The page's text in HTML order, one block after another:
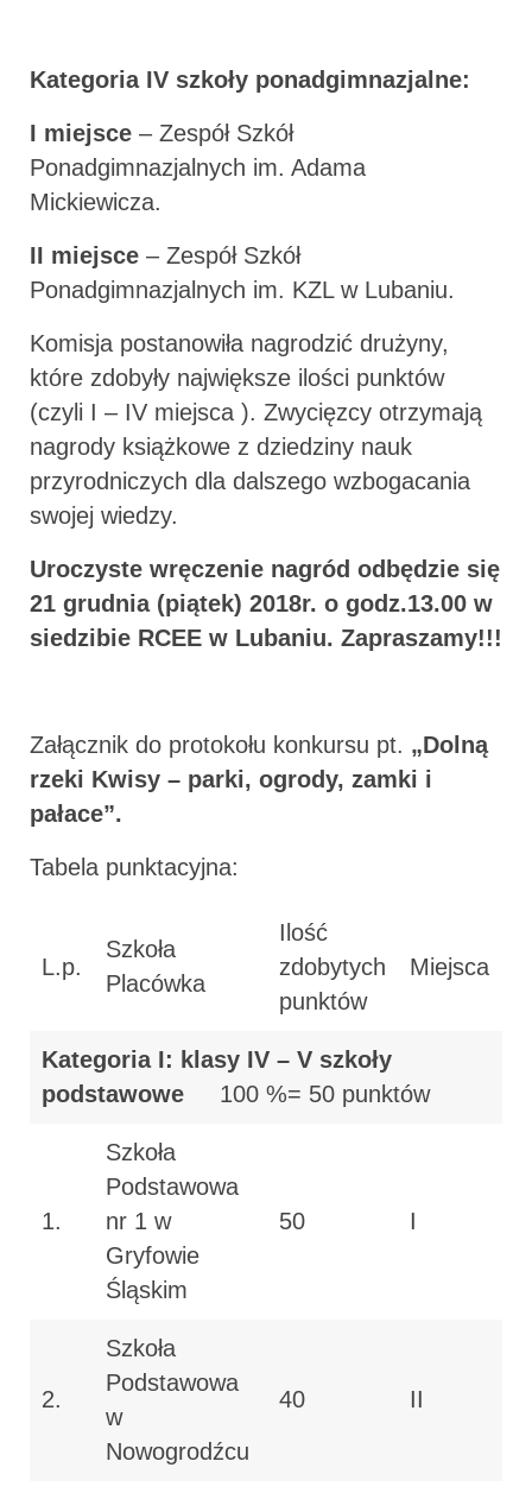
Kategoria IV szkoły ponadgimnazjalne:
I miejsce – Zespół Szkół
Ponadgimnazjalnych im. Adama
Mickiewicza.
II miejsce – Zespół Szkół
Ponadgimnazjalnych im. KZL w Lubaniu.
Komisja postanowiła nagrodzić drużyny,
które zdobyły największe ilości punktów
(czyli I – IV miejsca ). Zwycięzcy otrzymają
nagrody książkowe z dziedziny nauk
przyrodniczych dla dalszego wzbogacania
swojej wiedzy.
Uroczyste wręczenie nagród odbędzie się
21 grudnia (piątek) 2018r. o godz.13.00 w
siedzibie RCEE w Lubaniu. Zapraszamy!!!
Załącznik do protokołu konkursu pt. „Dolną
rzeki Kwisy – parki, ogrody, zamki i
pałace”.
Tabela punktacyjna:
L.p.
Szkoła
Placówka
Ilość
zdobytych
punktów
Miejsca
Kategoria I: klasy IV – V szkoły
podstawowe 100 %= 50 punktów
1.
Szkoła
Podstawowa
nr 1 w
Gryfowie
Śląskim
50 I
2.
Szkoła
Podstawowa
w
Nowogrodźcu
40 II